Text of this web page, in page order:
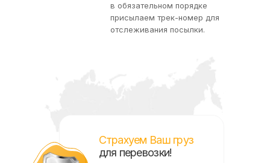
Страхуем Ваш груз
для перевозки!
в обязательном порядке
присылаем трек-номер для
отслеживания посылки.